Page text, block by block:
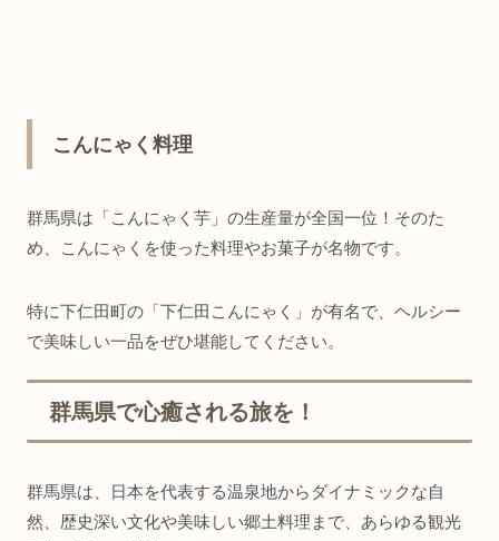
こんにゃく料理
群馬県は「こんにゃく芋」の生産量が全国一位！そのた
め、こんにゃくを使った料理やお菓子が名物です。
特に下仁田町の「下仁田こんにゃく」が有名で、ヘルシー
で美味しい一品をぜひ堪能してください。
群馬県で心癒される旅を！
群馬県は、日本を代表する温泉地からダイナミックな自
然、歴史深い文化や美味しい郷土料理まで、あらゆる観光